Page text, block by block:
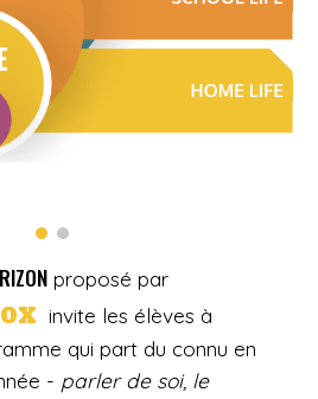
RIZON proposé par
invite les élèves à
quipart du connu en
- parler de soi, le